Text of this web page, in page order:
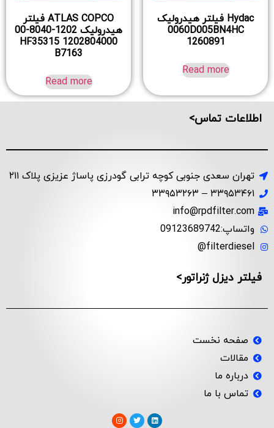
Hydac فیلتر هیدرولیک
0060D005BN4HC
1260891
Read more
ATLAS COPCO فیلتر
هیدرولیک 1202-8040-00
1202804000 HF35315
B7163
Read more
اطلاعات تماس>
تهران سعدی جنوبی کوچه ترابی گودرزی پاساژ عزیزی پلاک ۲۱۱
۳۳۹۵۳۴۶۱ – ۳۳۹۵۳۲۶۳
info@rpdfilter.com
واتساپ:09123689742
filterdiesel@
فیلتر دیزل ژنراتور>
صفحه نخست
مقالات
درباره ما
تماس با ما